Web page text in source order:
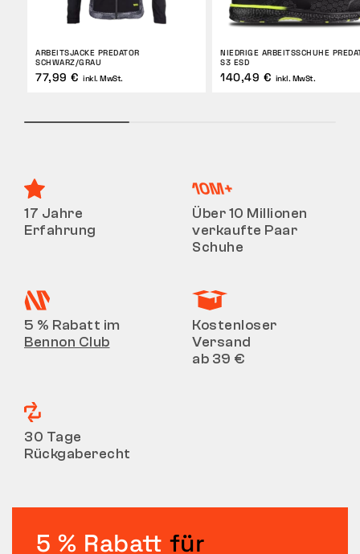
ARBEITSJACKE PREDATOR
SCHWARZ/GRAU
77,99 € inkl. MwSt.
NIEDRIGE ARBEITSSCHUHE
S3 ESD
140,49 € inkl. MwSt.
17 Jahre
Erfahrung
Über 10 Millionen
verkaufte Paar
Schuhe
5 % Rabatt im
Bennon Club
Kostenloser
Versand
ab 39 €
30 Tage
Rückgaberecht
5 % Rabatt für